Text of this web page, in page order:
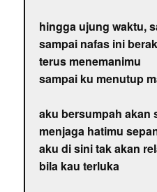
hingga ujung waktu,
sampai nafas ini
terus menemanimu
sampai ku menutup
aku bersumpah akan
menjaga hatimu
aku di sini tak akan
bila kau terluka